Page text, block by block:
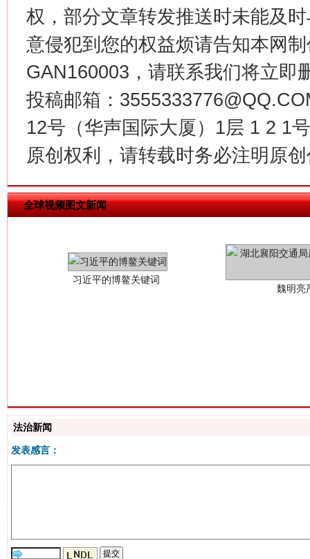
权，部分文章转发推送时未能及
意侵犯到您的权益烦请告知本网
GAN160003，请联系我们将立即
投稿邮箱：
12号（华声国际大厦）1层 1 2 1
原创权利，请转载时务必注明原
全球视频图文新闻
在谋一域中谋全局
今
习近平的博鳌关键词
魏明亮
法治新闻
发表感言：